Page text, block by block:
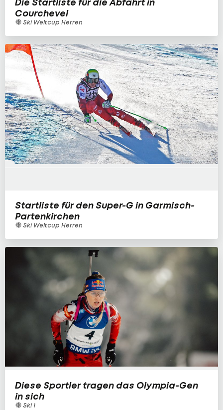
Courchevel
Ski Weltcup Herren
Startliste für den Super-G in Garmisch-
Partenkirchen
Ski Weltcup Herren
Diese Sportler tragen das Olympia-Gen
in sich
Ski 1